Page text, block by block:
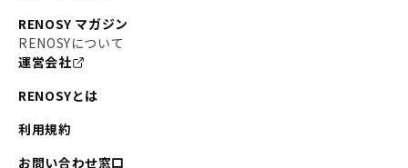
RENOSY マガジン
RENOSYについて
運営会社
RENOSYとは
利用規約
お問い合わせ窓口